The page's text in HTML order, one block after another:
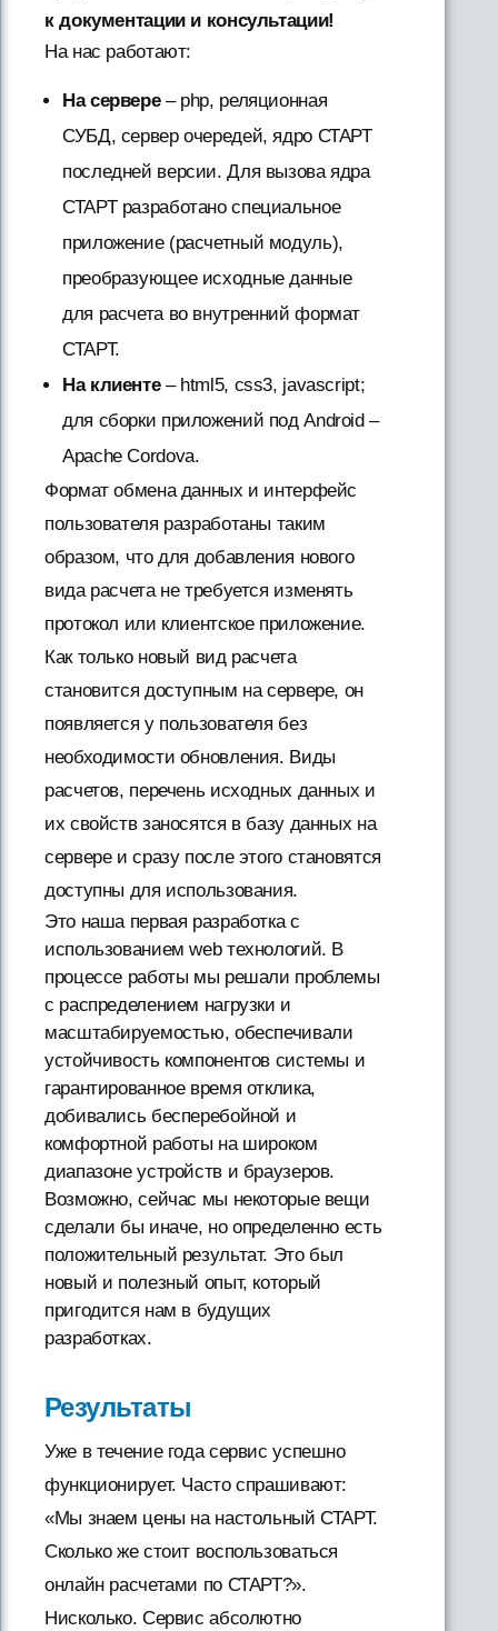
к документации и консультации!
На нас работают:
На сервере– php, реляционная
СУБД, сервер очередей, ядро СТАРТ
последней версии. Для вызова ядра
СТАРТ разработано специальное
приложение (расчетный модуль),
преобразующее исходные данные
для расчета во внутренний формат
СТАРТ.
На клиенте– html5, css3, javascript;
для сборки приложений под Android –
Apache Cordova.
Формат обмена данных и интерфейс
пользователя разработаны таким
образом, что для добавления нового
вида расчета не требуется изменять
протокол или клиентское приложение.
Как только новый вид расчета
становится доступным на сервере, он
появляется у пользователя без
необходимости обновления. Виды
расчетов, перечень исходных данных и
их свойств заносятся в базу данных на
сервере и сразу после этого становятся
доступны для использования.
Это наша первая разработка с
использованием web технологий. В
процессе работы мы решали проблемы
с распределением нагрузки и
масштабируемостью, обеспечивали
устойчивость компонентов системы и
гарантированное время отклика,
добивались бесперебойной и
комфортной работы на широком
диапазоне устройств и браузеров.
Возможно, сейчас мы некоторые вещи
сделали бы иначе, но определенно есть
положительный результат. Это был
новый и полезный опыт, который
пригодится нам в будущих
разработках.
Результаты
Уже в течение года сервис успешно
функционирует. Часто спрашивают:
«Мы знаем цены на настольный СТАРТ.
Сколько же стоит воспользоваться
онлайн расчетами по СТАРТ?».
Нисколько. Сервис абсолютно